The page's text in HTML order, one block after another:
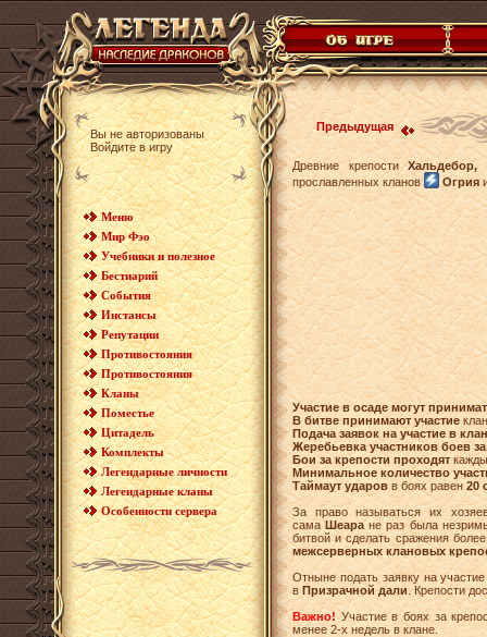
Вы не авторизованы
Войдите в игру
Меню
Мир Фэо
Учебники и полезное
Бестиарий
События
Инстансы
Репутации
Противостояния
Противостояния
Кланы
Поместье
Цитадель
Комплекты
Легендарные личности
Легендарные кланы
Особенности сервера
Предыдущая
Древние крепостиХальдебор,
прославленных кланов
Огрия
Участие в осаде могут
В битве принимают участие
Подача заявок на участие в
Жеребьевка участников боев
Бои за крепости проходят
Минимальное количество
Таймаут ударовв боях равен 20
За право называться их
самаШеаране раз была
битвой и сделать сражения
межсерверных клановых
Отныне подать заявку на
вПризрачной дали. Крепости
Важно!Участие в боях за
менее 2-х недель в клане.